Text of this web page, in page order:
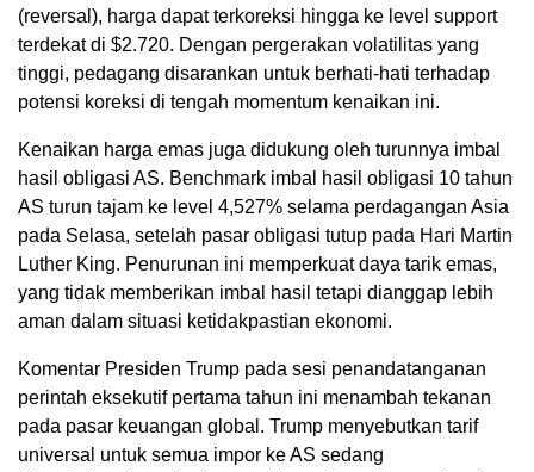
(reversal), harga dapat terkoreksi hingga ke level support
terdekat di $2.720. Dengan pergerakan volatilitas yang
tinggi, pedagang disarankan untuk berhati-hati terhadap
potensi koreksi di tengah momentum kenaikan ini.
Kenaikan harga emas juga didukung oleh turunnya imbal
hasil obligasi AS. Benchmark imbal hasil obligasi 10 tahun
AS turun tajam ke level 4,527% selama perdagangan Asia
pada Selasa, setelah pasar obligasi tutup pada Hari Martin
Luther King. Penurunan ini memperkuat daya tarik emas,
yang tidak memberikan imbal hasil tetapi dianggap lebih
aman dalam situasi ketidakpastian ekonomi.
Komentar Presiden Trump pada sesi penandatanganan
perintah eksekutif pertama tahun ini menambah tekanan
pada pasar keuangan global. Trump menyebutkan tarif
universal untuk semua impor ke AS sedang